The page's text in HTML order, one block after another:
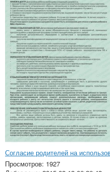
Согласие родителей на
Просмотров: 1927